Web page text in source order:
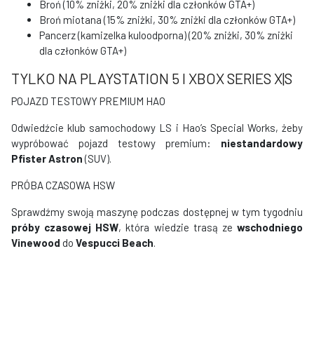
Broń (10% zniżki, 20% zniżki dla członków GTA+)
Broń miotana (15% zniżki, 30% zniżki dla członków GTA+)
Pancerz (kamizelka kuloodporna) (20% zniżki, 30% zniżki
dla członków GTA+)
TYLKO NA PLAYSTATION 5 I XBOX SERIES X|S
POJAZD TESTOWY PREMIUM HAO
Odwiedźcie klub samochodowy LS i Hao’s Special Works, żeby
wypróbować pojazd testowy premium: niestandardowy
Pfister Astron(SUV).
PRÓBA CZASOWA HSW
Sprawdźmy swoją maszynę podczas dostępnej w tym tygodniu
próby czasowej HSW, która wiedzie trasą zewschodniego
Vinewood do Vespucci Beach.